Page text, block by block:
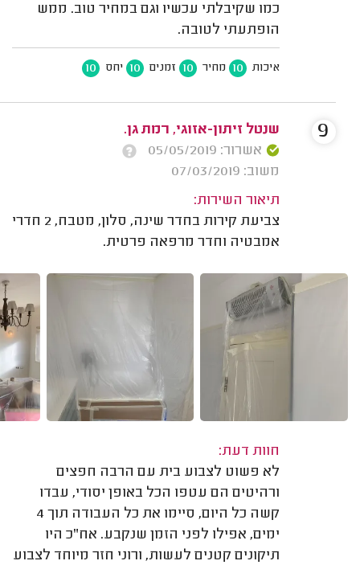
כמו שקיבלתי עכשיו וגם במחיר טוב. ממש
הופתעתי לטובה.
איכות 10 מחיר 10 זמנים 10 יחס 10
שנטל זיתון-אזוגי, רמת גן.
אשרור: 05/05/2019
משוב: 07/03/2019
תיאור השירות:
צביעת קירות בחדר שינה, סלון, מטבח, 2 חדרי
אמבטיה וחדר מרפאה פרטית.
חוות דעת:
לא פשוט לצבוע בית עם הרבה חפצים
ורהיטים הם עטפו הכל באופן יסודי, עבדו
קשה כל היום, סיימו את כל העבודה תוך 4
ימים, אפילו לפני הזמן שנקבע. אח"כ היו
תיקונים קטנים לעשות, ורוני חזר מיוחד לצבוע
9